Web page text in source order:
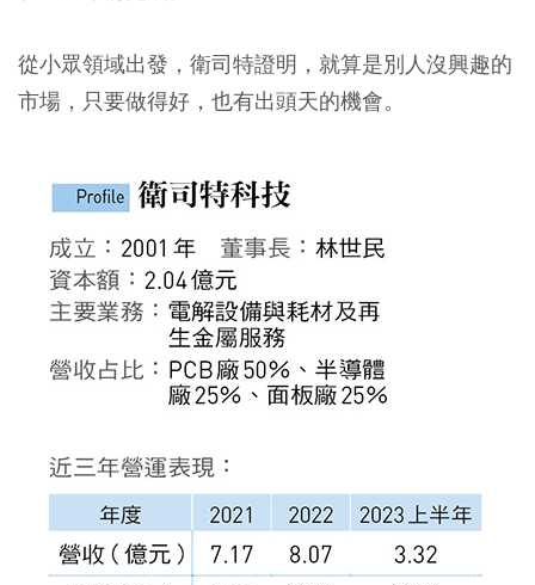
從小眾領域出發，衛司特證明，就算是別人沒興趣的
市場，只要做得好，也有出頭天的機會。